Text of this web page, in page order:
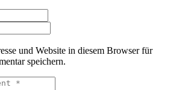
und Website in diesem Browser für
speichern.